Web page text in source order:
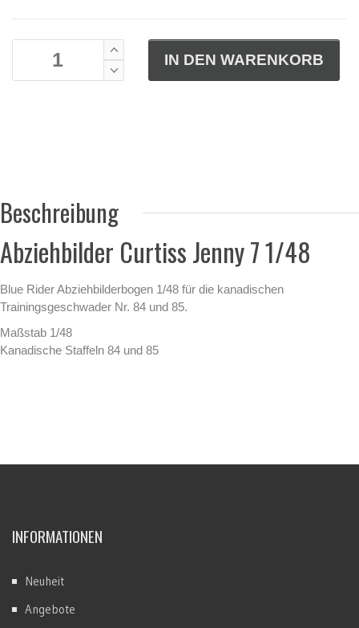
Beschreibung
Abziehbilder Curtiss Jenny 7 1/48
Blue Rider Abziehbilderbogen 1/48 für die kanadischen
Trainingsgeschwader Nr. 84 und 85.
Maßstab 1/48
Kanadische Staffeln 84 und 85
INFORMATIONEN
Neuheit
Angebote